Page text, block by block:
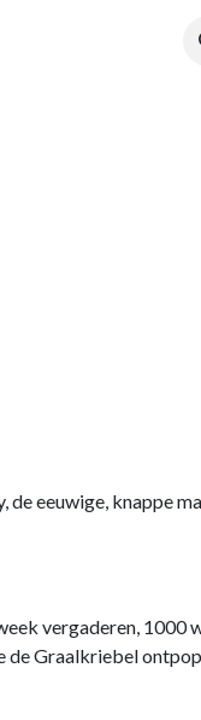
eeuwige, knappe
vergaderen, 1000
Graalkriebel